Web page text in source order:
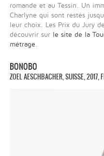
romande et au Tessin. Un
Charlyne qui sont restés
leur choix. Les Prix du Jury
découvrir sur le site de la
métrage
BONOBO
ZOEL AESCHBACHER, SUISSE, 2017,